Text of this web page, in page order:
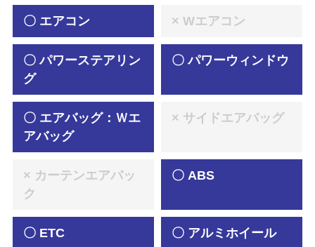
〇 エアコン × Wエアコン
〇 パワーステアリン
グ
〇 パワーウィンドウ
〇 エアバッグ：Ｗエ
アバッグ
× サイドエアバッグ
× カーテンエアバッ
ク
〇 ABS
〇 ETC 〇 アルミホイール